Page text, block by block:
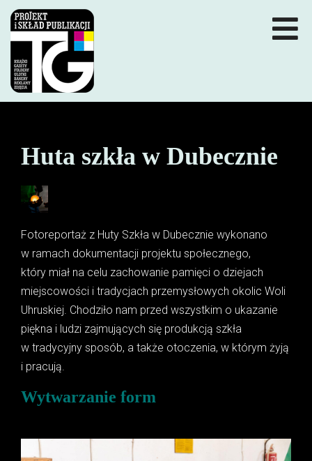
Huta szkła w Dubecznie
Fotoreportaż z Huty Szkła w Dubecznie wykonano
w ramach dokumentacji projektu społecznego,
który miał na celu zachowanie pamięci o dziejach
miejscowości i tradycjach przemysłowych okolic Woli
Uhruskiej. Chodziło nam przed wszystkim o ukazanie
piękna i ludzi zajmujących się produkcją szkła
w tradycyjny sposób, a także otoczenia, w którym żyją
i pracują.
Wytwarzanie form